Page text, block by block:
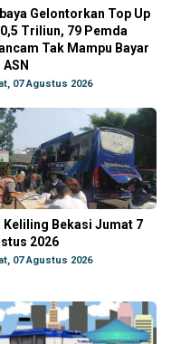
Gelontorkan Top Up
Triliun, 79 Pemda
Tak Mampu Bayar
07 Agustus 2026
Keliling Bekasi Jumat 7
2026
07 Agustus 2026